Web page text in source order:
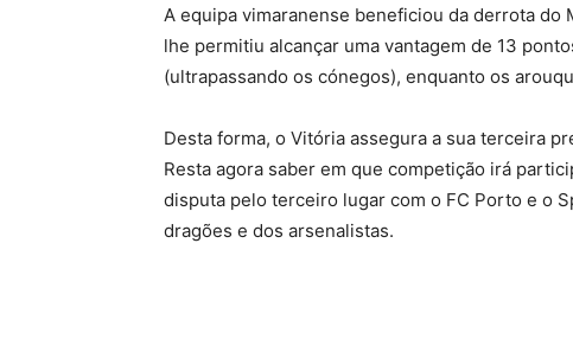
A equipa vimaranense beneficiou da derrota
lhe permitiu alcançar uma vantagem de 13
(ultrapassando os cónegos), enquanto os
Desta forma, o Vitória assegura a sua terceira
Resta agora saber em que competição irá
disputa pelo terceiro lugar com o FC Porto e o
dragões e dos arsenalistas.